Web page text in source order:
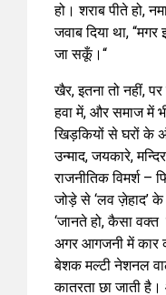
हो। शराब पीते हो,
जवाब दिया था, “मगर
जा सकूँ।“
खैर, इतना तो नहीं,
हवा में, और समाज में
खिड़कियों से घरों के
उन्माद, जयकारे,
राजनीतिक विमर्श –
जोड़े से ‘लव ज़ेहाद’
‘जानते हो, कैसा वक्त
अगर आगजनी में कार
बेशक मल्टी नेशनल
कातरता छा जाती